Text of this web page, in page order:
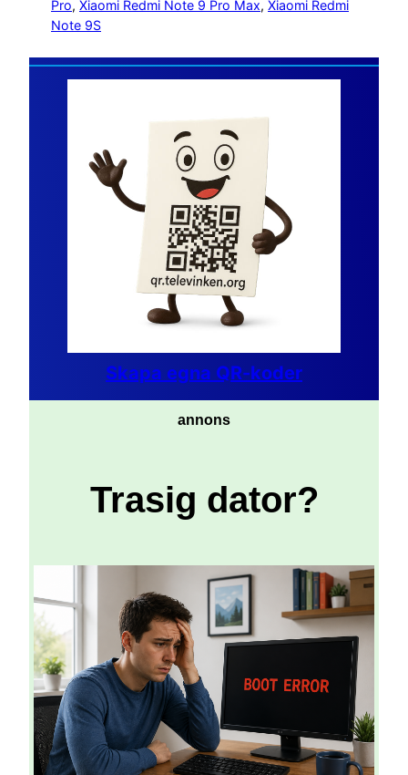
Pro, Xiaomi Redmi Note 9 Pro Max, Xiaomi Redmi
Note 9S
Skapa egna QR-koder
annons
Trasig dator?